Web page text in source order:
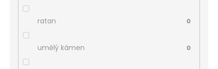
ratan 0
umělý kámen 0